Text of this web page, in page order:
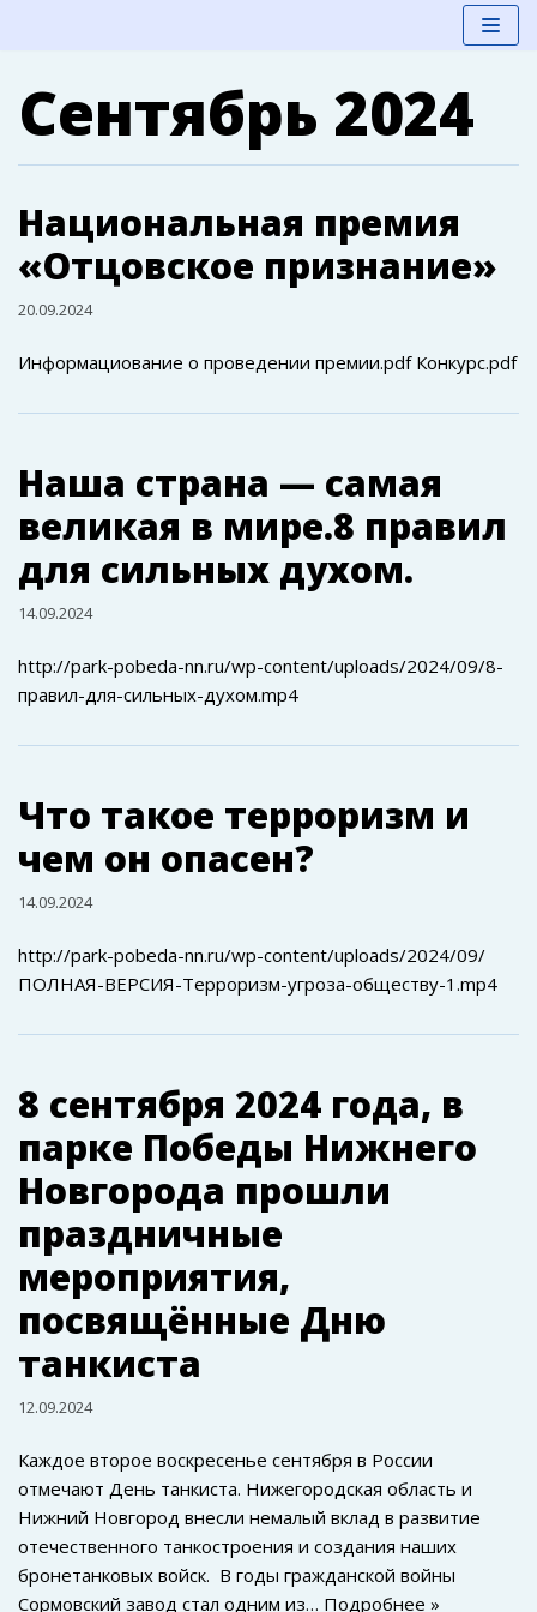
к
содержимому
Сентябрь 2024
Национальная премия
«Отцовское признание»
20.09.2024
Информациование о проведении премии.pdf Конкурс.pdf
Наша страна — самая
великая в мире.8 правил
для сильных духом.
14.09.2024
http://park-pobeda-nn.ru/wp-content/uploads/2024/09/8-
правил-для-сильных-духом.mp4
Что такое терроризм и
чем он опасен?
14.09.2024
http://park-pobeda-nn.ru/wp-content/uploads/2024/09/
ПОЛНАЯ-ВЕРСИЯ-Терроризм-угроза-обществу-1.mp4
8 сентября 2024 года, в
парке Победы Нижнего
Новгорода прошли
праздничные
мероприятия,
посвящённые Дню
танкиста
12.09.2024
Каждое второе воскресенье сентября в России
отмечают День танкиста. Нижегородская область и
Нижний Новгород внесли немалый вклад в развитие
отечественного танкостроения и создания наших
бронетанковых войск. В годы гражданской войны
Сормовский завод стал одним из… Подробнее »